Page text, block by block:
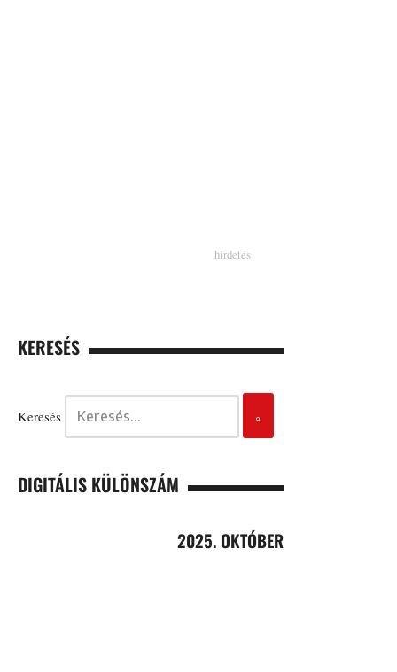
KERESÉS
Keresés
DIGITÁLIS KÜLÖNSZÁM
2025. OKTÓBER